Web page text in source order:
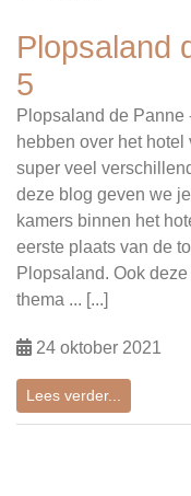
Plopsaland
5
Plopsaland de Panne
hebben over het
super veel
deze blog geven we
kamers binnen het
eerste plaats van de
Plopsaland. Ook
thema ... [...]
24 oktober 2021
Lees verder...